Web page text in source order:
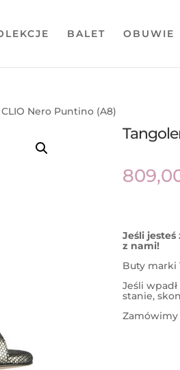
BALET OBUWIE
Nero Puntino (A8)
Jeśli
z nami!
Buty marki
Jeśli
stanie,
Zamówimy